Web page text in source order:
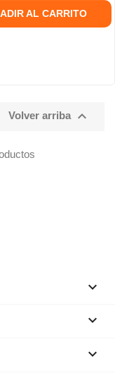
AL CARRITO
Volver arriba 


keyboard_arrow_down